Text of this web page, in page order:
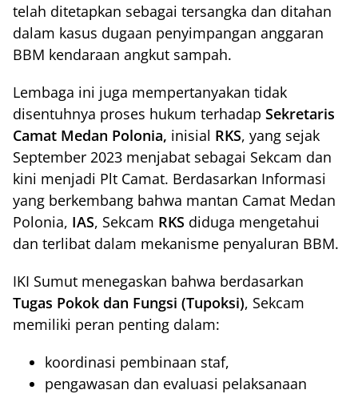
telah ditetapkan sebagai tersangka dan ditahan
dalam kasus dugaan penyimpangan anggaran
BBM kendaraan angkut sampah.
Lembaga ini juga mempertanyakan tidak
disentuhnya proses hukum terhadap Sekretaris
Camat Medan Polonia, inisial RKS, yang sejak
September 2023 menjabat sebagai Sekcam dan
kini menjadi Plt Camat. Berdasarkan Informasi
yang berkembang bahwa mantan Camat Medan
Polonia, IAS, Sekcam RKS diduga mengetahui
dan terlibat dalam mekanisme penyaluran BBM.
IKI Sumut menegaskan bahwa berdasarkan
Tugas Pokok dan Fungsi (Tupoksi), Sekcam
memiliki peran penting dalam:
koordinasi pembinaan staf,
pengawasan dan evaluasi pelaksanaan